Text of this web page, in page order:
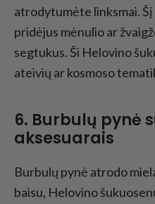
atrodytumėte linksmai.
pridėjus mėnulio ar
segtukus. Ši Helovino
ateivių ar kosmoso
6. Burbulų pynė
aksesuarais
Burbulų pynė atrodo
baisu, Helovino